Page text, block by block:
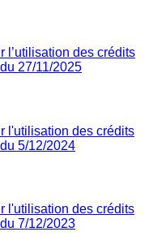
l’utilisation des crédits
27/11/2025
l'utilisation des crédits
5/12/2024
l'utilisation des crédits
7/12/2023